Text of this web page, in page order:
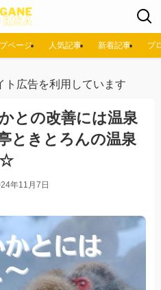
ページ 人気記事 新着記事 プ
広告を利用しています
との改善には温泉
ときとろんの温泉
☆
年11月7日